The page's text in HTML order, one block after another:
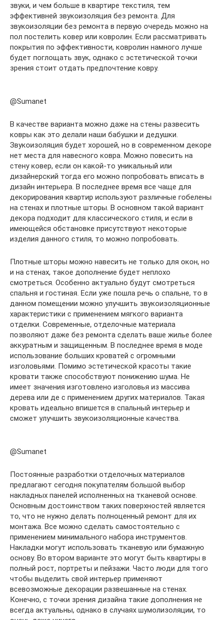
звуки, и чем больше в квартире текстиля, тем
эффективней звукоизоляция без ремонта. Для
звукоизоляции без ремонта в первую очередь можно на
пол постелить ковер или ковролин. Если рассматривать
покрытия по эффективности, ковролин намного лучше
будет поглощать звук, однако с эстетической точки
зрения стоит отдать предпочтение ковру.
@Sumanet
В качестве варианта можно даже на стены развесить
ковры как это делали наши бабушки и дедушки.
Звукоизоляция будет хорошей, но в современном декоре
нет места для навесного ковра. Можно повесить на
стену ковер, если он какой-то уникальный или
дизайнерский тогда его можно попробовать вписать в
дизайн интерьера. В последнее время все чаще для
декорирования квартир используют различные гобелены
на стенах и плотные шторы. В основном такой вариант
декора подходит для классического стиля, и если в
имеющейся обстановке присутствуют некоторые
изделия данного стиля, то можно попробовать.
Плотные шторы можно навесить не только для окон, но
и на стенах, такое дополнение будет неплохо
смотреться. Особенно актуально будут смотреться
спальня и гостиная. Если уже пошла речь о спальне, то в
данном помещении можно улучшить звукоизоляционные
характеристики с применением мягкого варианта
отделки. Современные, отделочные материала
позволяют даже без ремонта сделать ваше жилье более
аккуратным и защищенным. В последнее время в моде
использование больших кроватей с огромными
изголовьями. Помимо эстетической красоты такие
кровати также способствуют понижению шума. Не
имеет значения изготовлено изголовья из массива
дерева или де с применением других материалов. Такая
кровать идеально впишется в спальный интерьер и
сможет улучшить звукоизоляционные качества.
@Sumanet
Постоянные разработки отделочных материалов
предлагают сегодня покупателям большой выбор
накладных панелей исполненных на тканевой основе.
Основным достоинством таких поверхностей является
то, что не нужно делать полноценный ремонт для их
монтажа. Все можно сделать самостоятельно с
применением минимального набора инструментов.
Накладки могут использовать тканевую или бумажную
основу. Во втором варианте это могут быть квартиры в
полный рост, портреты и пейзажи. Часто люди для того
чтобы выделить свой интерьер применяют
всевозможные декорации развешанные на стенах.
Конечно, с точки зрения дизайна такие дополнения не
всегда актуальны, однако в случаях шумолизоляции, то